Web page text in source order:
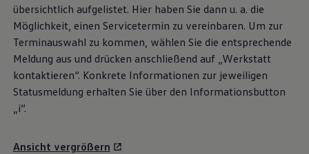
übersichtlich aufgelistet. Hier haben Sie dann u. a. die
Möglichkeit, einen Servicetermin zu vereinbaren. Um zur
Terminauswahl zu kommen, wählen Sie die entsprechende
Meldung aus und drücken anschließend auf „Werkstatt
kontaktieren“. Konkrete Informationen zur jeweiligen
Statusmeldung erhalten Sie über den Informationsbutton
„i“.
Ansicht vergrößern